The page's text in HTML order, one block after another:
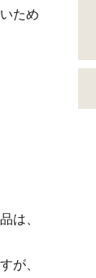
ため
は、
が、